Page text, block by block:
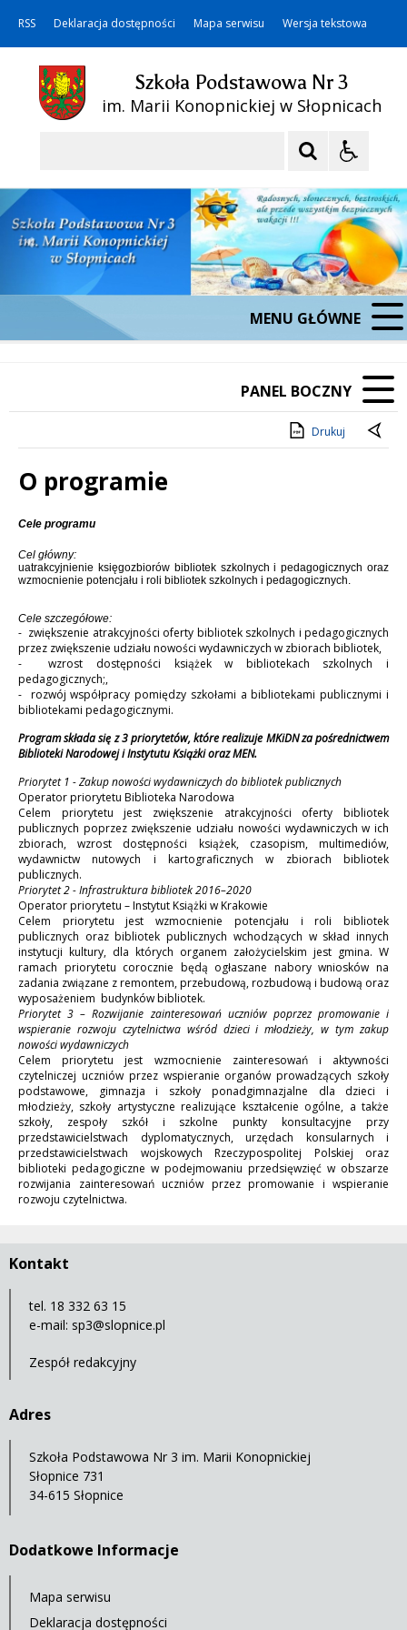
RSS Deklaracja dostępności Mapa serwisu Wersja tekstowa
Szkoła Podstawowa Nr 3
im. Marii Konopnickiej w Słopnicach
MENU GŁÓWNE
PANEL BOCZNY
Drukuj
O programie
Treść
Cele programu
Cel główny:
uatrakcyjnienie księgozbiorów bibliotek szkolnych i pedagogicznych oraz
wzmocnienie potencjału i roli bibliotek szkolnych i pedagogicznych.
Cele szczegółowe:
- zwiększenie atrakcyjności oferty bibliotek szkolnych i pedagogicznych
przez zwiększenie udziału nowości wydawniczych w zbiorach bibliotek,
- wzrost dostępności książek w bibliotekach szkolnych i
pedagogicznych;,
- rozwój współpracy pomiędzy szkołami a bibliotekami publicznymi i
bibliotekami pedagogicznymi.
Program składa się z 3 priorytetów, które realizuje MKiDN za pośrednictwem
Biblioteki Narodowej i Instytutu Książki oraz MEN.
Priorytet 1 - Zakup nowości wydawniczych do bibliotek publicznych
Operator priorytetu Biblioteka Narodowa
Celem priorytetu jest zwiększenie atrakcyjności oferty bibliotek
publicznych poprzez zwiększenie udziału nowości wydawniczych w ich
zbiorach, wzrost dostępności książek, czasopism, multimediów,
wydawnictw nutowych i kartograficznych w zbiorach bibliotek
publicznych.
Priorytet 2 - Infrastruktura bibliotek 2016–2020
Operator priorytetu – Instytut Książki w Krakowie
Celem priorytetu jest wzmocnienie potencjału i roli bibliotek
publicznych oraz bibliotek publicznych wchodzących w skład innych
instytucji kultury, dla których organem założycielskim jest gmina. W
ramach priorytetu corocznie będą ogłaszane nabory wniosków na
zadania związane z remontem, przebudową, rozbudową i budową oraz
wyposażeniem budynków bibliotek.
Priorytet 3 – Rozwijanie zainteresowań uczniów poprzez promowanie i
wspieranie rozwoju czytelnictwa wśród dzieci i młodzieży, w tym zakup
nowości wydawniczych
Celem priorytetu jest wzmocnienie zainteresowań i aktywności
czytelniczej uczniów przez wspieranie organów prowadzących szkoły
podstawowe, gimnazja i szkoły ponadgimnazjalne dla dzieci i
młodzieży, szkoły artystyczne realizujące kształcenie ogólne, a także
szkoły, zespoły szkół i szkolne punkty konsultacyjne przy
przedstawicielstwach dyplomatycznych, urzędach konsularnych i
przedstawicielstwach wojskowych Rzeczypospolitej Polskiej oraz
biblioteki pedagogiczne w podejmowaniu przedsięwzięć w obszarze
rozwijania zainteresowań uczniów przez promowanie i wspieranie
rozwoju czytelnictwa.
Kontakt
tel. 18 332 63 15
e-mail: sp3@slopnice.pl
Zespół redakcyjny
Adres
Szkoła Podstawowa Nr 3 im. Marii Konopnickiej
Słopnice 731
34-615 Słopnice
Dodatkowe Informacje
Mapa serwisu
Deklaracja dostępności